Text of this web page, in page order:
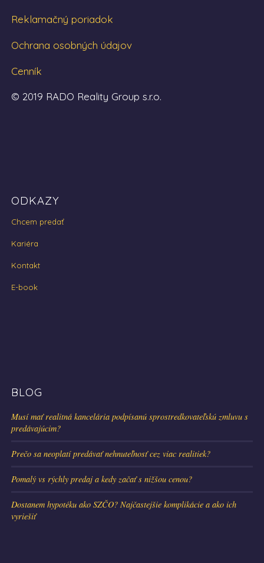
Reklamačný poriadok
Ochrana osobných údajov
Cenník
© 2019 RADO Reality Group s.r.o.
ODKAZY
Chcem predať
Kariéra
Kontakt
E-book
BLOG
Musí mať realitná kancelária podpísanú sprostredkovateľskú zmluvu s
predávajúcim?
Prečo sa neoplatí predávať nehnuteľnosť cez viac realitiek?
Pomalý vs rýchly predaj a kedy začať s nižšou cenou?
Dostanem hypotéku ako SZČO? Najčastejšie komplikácie a ako ich
vyriešiť